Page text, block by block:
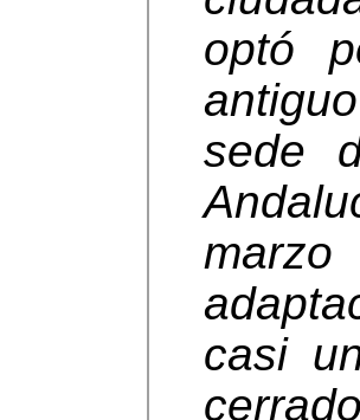
optó
sede
casi